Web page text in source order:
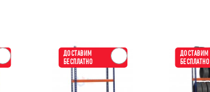
ДОСТАВИМ
БЕСПЛАТНО
ДОСТАВИМ
БЕСПЛАТНО